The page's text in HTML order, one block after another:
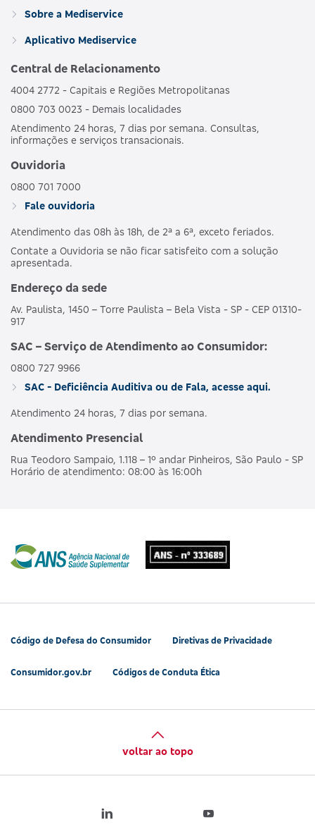
Sobre a Mediservice
Aplicativo Mediservice
Central de Relacionamento
4004 2772 - Capitais e Regiões Metropolitanas
0800 703 0023 - Demais localidades
Atendimento 24 horas, 7 dias por semana. Consultas,
informações e serviços transacionais.
Ouvidoria
0800 701 7000
Fale ouvidoria
Atendimento das 08h às 18h, de 2ª a 6ª, exceto feriados.
Contate a Ouvidoria se não ficar satisfeito com a solução
apresentada.
Endereço da sede
Av. Paulista, 1450 – Torre Paulista – Bela Vista - SP - CEP 01310-
917
SAC – Serviço de Atendimento ao Consumidor:
0800 727 9966
SAC - Deficiência Auditiva ou de Fala, acesse aqui.
Atendimento 24 horas, 7 dias por semana.
Atendimento Presencial
Rua Teodoro Sampaio, 1.118 – 1º andar Pinheiros, São Paulo - SP
Horário de atendimento: 08:00 às 16:00h
Código de Defesa do Consumidor Diretivas de Privacidade
Consumidor.gov.br Códigos de Conduta Ética
voltar ao topo